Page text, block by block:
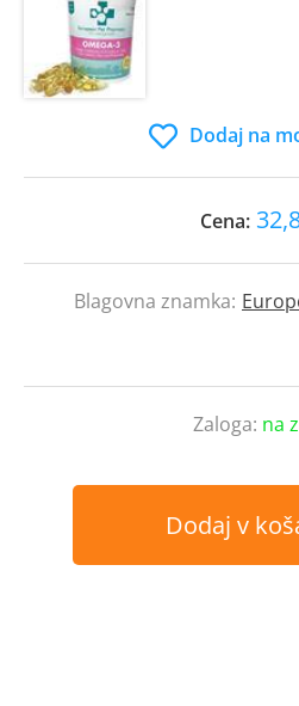
Dodaj na
Cena:
Blagovna znamka:
Zaloga: na
Dodaj v